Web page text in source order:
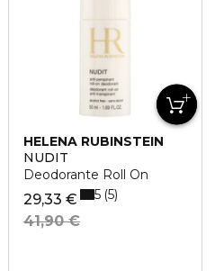
HELENA RUBINSTEIN
NUDIT
Deodorante Roll On
29,33 €
41,90 €
5 5